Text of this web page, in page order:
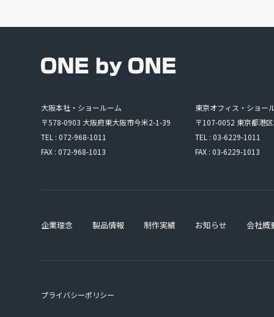
大阪本社・ショールーム
〒578-0903 大阪府東大阪市今米2-1-39
TEL : 072-968-1011
FAX : 072-968-1013
東京オフィス・ショー
〒107-0052 東京都港
TEL : 03-6229-1011
FAX : 03-6229-1013
企業理念 製品情報 制作実績 お知らせ 会社概
プライバシーポリシー